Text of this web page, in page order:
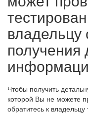
владельцу
получения
Чтобы получить
которой Вы не можете
обратитесь к владельцу